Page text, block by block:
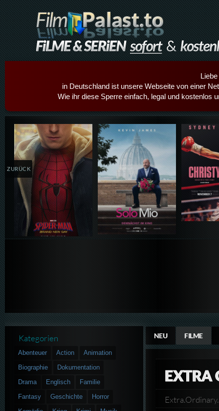
in Deutschland ist unsere Webseite von einer
Wie ihr diese Sperre einfach, legal und kostenlos
Details,Play Details,Play
ZURÜCK
NEU FILME
EXTRA
Kategorien
Abenteuer Action
Animation
Biographie
Dokumentation
Drama
Englisch
Familie
Fantasy
Geschichte
Horror